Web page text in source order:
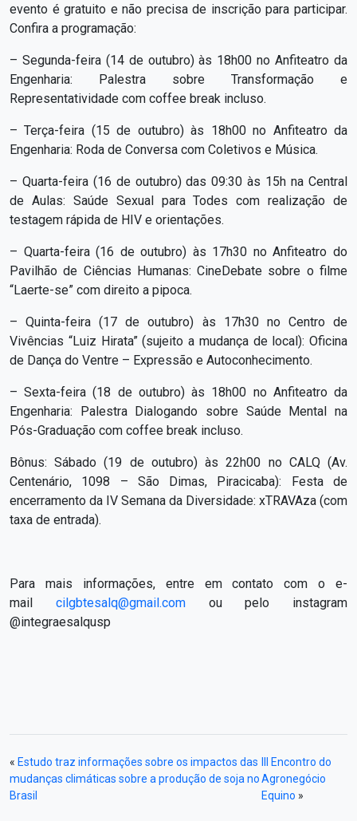
evento é gratuito e não precisa de inscrição para participar.
Confira a programação:
– Segunda-feira (14 de outubro) às 18h00 no Anfiteatro da
Engenharia: Palestra sobre Transformação e
Representatividade com coffee break incluso.
– Terça-feira (15 de outubro) às 18h00 no Anfiteatro da
Engenharia: Roda de Conversa com Coletivos e Música.
– Quarta-feira (16 de outubro) das 09:30 às 15h na Central
de Aulas: Saúde Sexual para Todes com realização de
testagem rápida de HIV e orientações.
– Quarta-feira (16 de outubro) às 17h30 no Anfiteatro do
Pavilhão de Ciências Humanas: CineDebate sobre o filme
“Laerte-se” com direito a pipoca.
– Quinta-feira (17 de outubro) às 17h30 no Centro de
Vivências “Luiz Hirata” (sujeito a mudança de local): Oficina
de Dança do Ventre – Expressão e Autoconhecimento.
– Sexta-feira (18 de outubro) às 18h00 no Anfiteatro da
Engenharia: Palestra Dialogando sobre Saúde Mental na
Pós-Graduação com coffee break incluso.
Bônus: Sábado (19 de outubro) às 22h00 no CALQ (Av.
Centenário, 1098 – São Dimas, Piracicaba): Festa de
encerramento da IV Semana da Diversidade: xTRAVAza (com
taxa de entrada).
Para mais informações, entre em contato com o e-
mail cilgbtesalq@gmail.comou pelo instagram
@integraesalqusp
« Estudo traz informações sobre os impactos das
mudanças climáticas sobre a produção de soja no
Brasil
III Encontro do
Agronegócio
Equino »